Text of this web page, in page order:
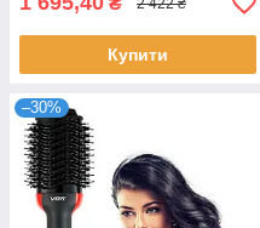
2 422 ₴
Купити
–30%